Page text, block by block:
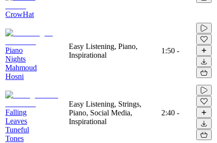
CrowHat
Piano
Nights
Mahmoud
Hosni
Easy Listening, Piano,
Inspirational
1:50 -
Falling
Leaves
Tuneful
Tones
Easy Listening, Strings,
Piano, Social Media,
Inspirational
2:40 -